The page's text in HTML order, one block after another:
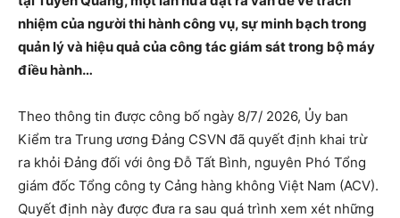
nhiệm của người thi hành công vụ, sự minh bạch trong
quản lý và hiệu quả của công tác giám sát trong bộ máy
điều hành…
Theo thông tin được công bố ngày 8/7/ 2026, Ủy ban
Kiểm tra Trung ương Đảng CSVN đã quyết định khai trừ
ra khỏi Đảng đối với ông Đỗ Tất Bình, nguyên Phó Tổng
giám đốc Tổng công ty Cảng hàng không Việt Nam (ACV).
Quyết định này được đưa ra sau quá trình xem xét những